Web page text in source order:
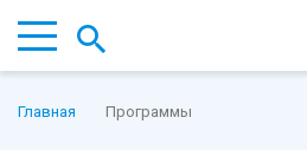
Главная Программы